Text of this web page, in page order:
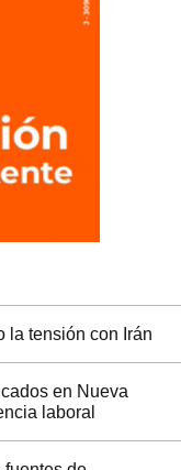
la tensión con Irán
en Nueva
laboral